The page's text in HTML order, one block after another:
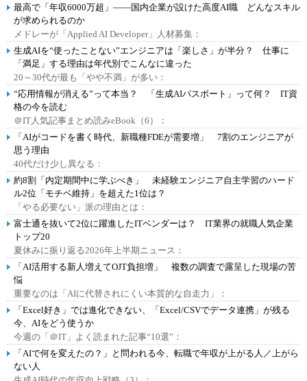
最高で「年収6000万超」――国内企業が設けた高度AI職 どんなスキル
が求められるのか
メドレーが「Applied AI Developer」人材募集：
生成AIを“使ったことない”エンジニアは「楽しさ」が半分？ 仕事に
「満足」する理由は年代別でこんなに違った
20～30代が最も「やや不満」が多い：
“応用情報が消える”って本当？ 「生成AIパスポート」って何？ IT資
格の今を読む
＠IT人気記事まとめ読みeBook（6）：
「AIがコードを書く時代、新職種FDEが需要増」 7割のエンジニアが
思う理由
40代だけ少し異なる：
約8割「内定期間中に学ぶべき」 未経験エンジニア自主学習のハード
ル2位「モチベ維持」を超えた1位は？
「やる必要ない」派の理由とは：
富士通を抜いて2位に躍進したITベンダーは？ IT業界の就職人気企業
トップ20
夏休みに振り返る2026年上半期ニュース：
「AI活用する新人増えてOJT負担増」 複数の調査で露呈した現場の苦
悩
重要なのは「AIに代替されにくい本質的な自走力」：
「Excel好き」では進化できない、「Excel/CSVでデータ連携」が残る
今、AIをどう使うか
今週の「＠IT」よく読まれた記事“10選”：
「AIで何を変えたの？」と問われる今、転職で年収が上がる人／上がら
ない人